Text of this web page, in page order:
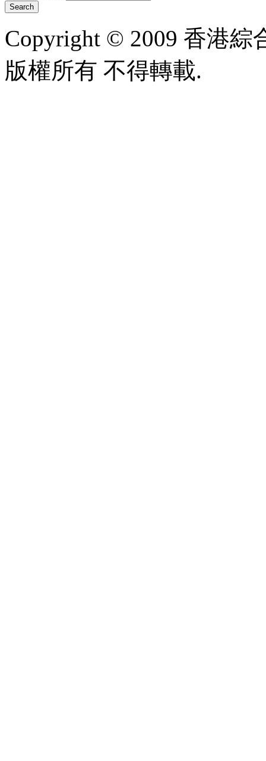
Copyright © 2009 香港綜
版權所有 不得轉載.